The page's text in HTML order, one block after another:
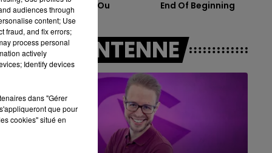
7h00 - 12h00
LE WEEK-END CHAMPAGNE FM
Dis-Moi Ou End Of Beginning
A L'ANTENNE
audiences through
content; Use
fraud, and fix errors;
process personal
actively
Identify devices
dans "Gérer
que pour
cookies" situé en